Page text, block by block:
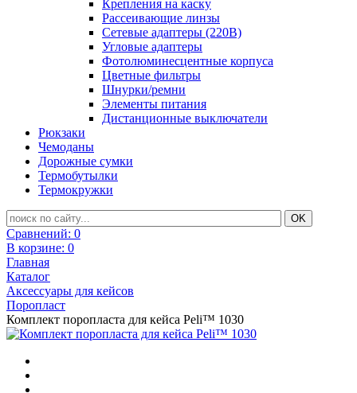
Крепления на каску
Рассеивающие линзы
Сетевые адаптеры (220В)
Угловые адаптеры
Фотолюминесцентные корпуса
Цветные фильтры
Шнурки/ремни
Элементы питания
Дистанционные выключатели
Рюкзаки
Чемоданы
Дорожные сумки
Термобутылки
Термокружки
Сравнений: 0
В корзине: 0
Главная
Каталог
Аксессуары для кейсов
Поропласт
Комплект поропласта для кейса Peli™ 1030